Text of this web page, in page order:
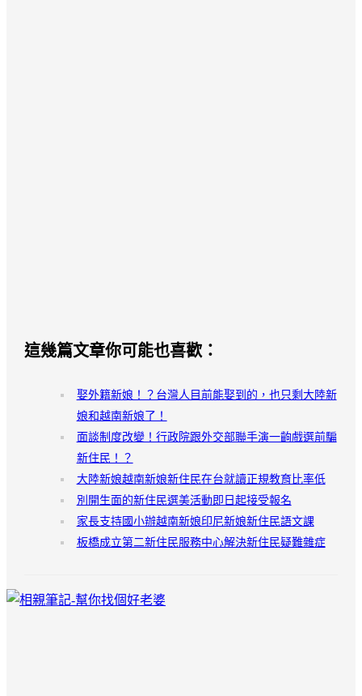
這幾篇文章你可能也喜歡：
娶外籍新娘！？台灣人目前能娶到的，也只剩大陸新
娘和越南新娘了！
面談制度改變！行政院跟外交部聯手演一齣戲選前騙
新住民！？
大陸新娘越南新娘新住民在台就讀正規教育比率低
別開生面的新住民選美活動即日起接受報名
家長支持國小辦越南新娘印尼新娘新住民語文課
板橋成立第二新住民服務中心解決新住民疑難雜症